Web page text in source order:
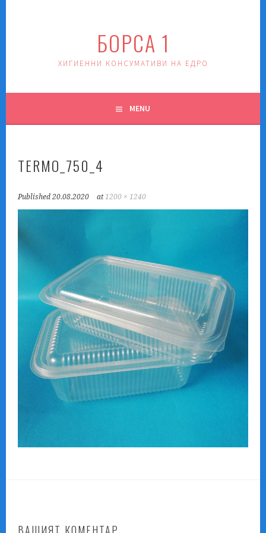
БОРСА 1
ХИГИЕННИ КОНСУМАТИВИ НА ЕДРО
MENU
TERMO_750_4
Published20.08.2020 at1200 × 1240